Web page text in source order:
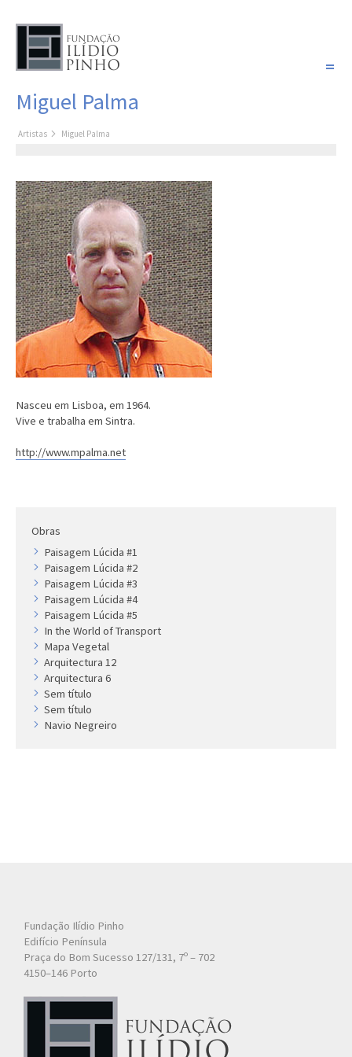
Cronologia
Últimas aquisições
COLEÇÃO VIVÊNCIAS
Artistas
Cronologia
Miguel Palma
Artistas Miguel Palma
Nasceu em Lisboa, em 1964.
Vive e trabalha em Sintra.
http://www.mpalma.net
Obras
Paisagem Lúcida #1
Paisagem Lúcida #2
Paisagem Lúcida #3
Paisagem Lúcida #4
Paisagem Lúcida #5
In the World of Transport
Mapa Vegetal
Arquitectura 12
Arquitectura 6
Sem título
Sem título
Navio Negreiro
Fundação Ilídio Pinho
Edifício Península
Praça do Bom Sucesso 127/131, 7º – 702
4150–146 Porto